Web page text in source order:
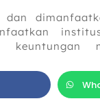
dan
keuntungan